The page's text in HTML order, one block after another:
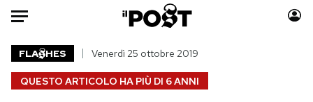
Auto
HOME
QUESTO ARTICOLO HA PIÙ DI 6 ANNI
FLA HES Venerdì 25 ottobre 2019